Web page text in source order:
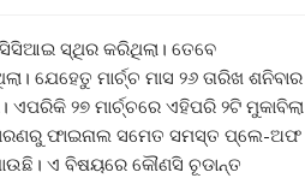
ସ୍ଥିର କରିଥିଲା। ତେବେ
ଯେହେତୁ ମାର୍ଚ୍ଚ ମାସ ୨୬ ତାରିଖ ଶନିବାର
ଏପରିକି ୨୭ ମାର୍ଚ୍ଚରେ ଏହିପରି ୨ଟି ମୁକାବିଲା
ଫାଇନାଲ ସମେତ ସମସ୍ତ ପ୍ଲେ-ଅଫ
ଏ ବିଷୟରେ କୌଣସି ଚୂଡାନ୍ତ